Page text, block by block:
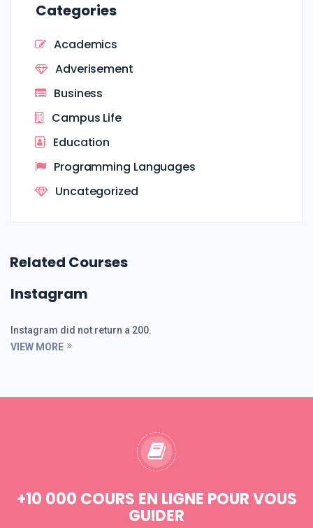
Categories
Academics
Adverisement
Business
Campus Life
Education
Programming Languages
Uncategorized
Related Courses
Instagram
Instagram did not return a 200.
VIEW MORE
+10 000 COURS EN LIGNE POUR VOUS
GUIDER